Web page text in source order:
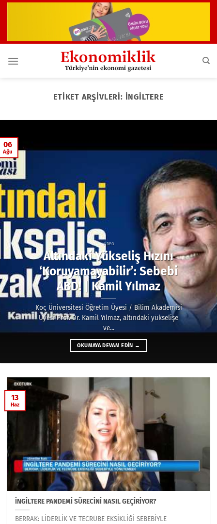
ETIKET ARŞIVLERI: İNGİLTERE
VIDEO
Altındaki Yükseliş Hızını
‘Koruyamayabilir’: Sebebi
ABD! | Kamil Yılmaz
Koç Üniversitesi Öğretim Üyesi / Bilim Akademisi
Üyesi Prof. Dr. Kamil Yılmaz, altındaki yükselişe
ve...
OKUMAYA DEVAM EDIN →
06
Ağu
İNGİLTERE PANDEMİ SÜRECİNİ NASIL GEÇİRİYOR?
BERRAK: LİDERLİK VE TECRÜBE EKSİKLİĞİ SEBEBİYLE
13
Haz